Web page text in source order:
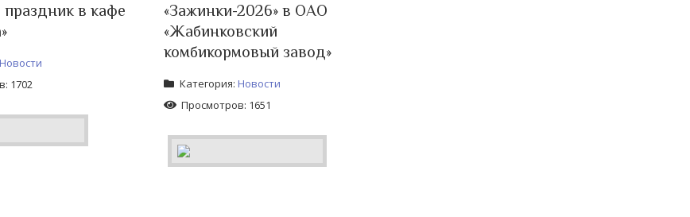
в кафе
Новости
1702
«Зажинки-2026» в ОАО
«Жабинковский
комбикормовый завод»
Категория: Новости
Просмотров: 1651